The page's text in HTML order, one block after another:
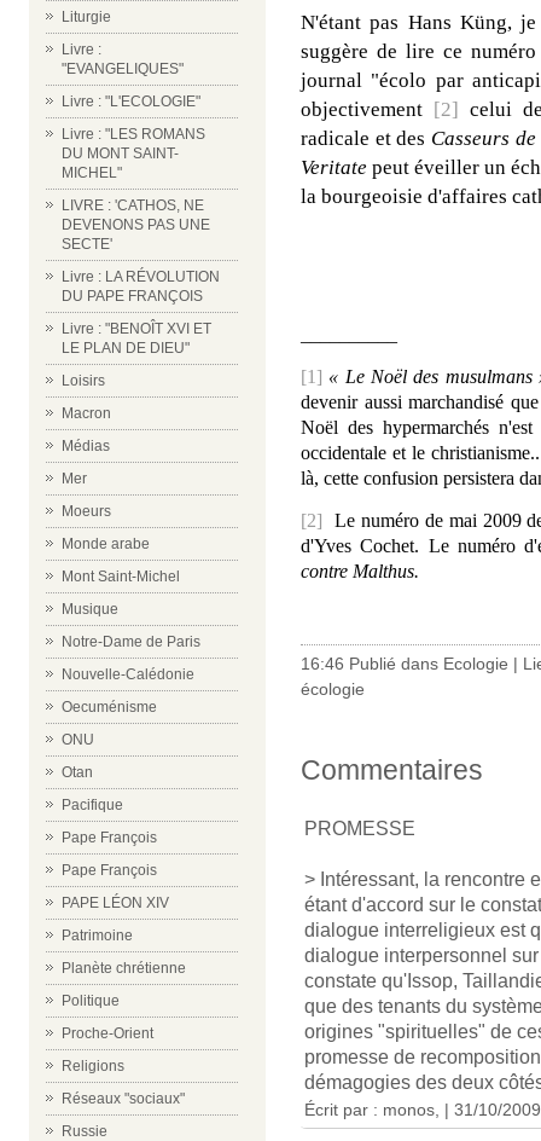
Liturgie
Livre :
"EVANGELIQUES"
Livre : "L'ECOLOGIE"
Livre : "LES ROMANS
DU MONT SAINT-
MICHEL"
LIVRE : 'CATHOS, NE
DEVENONS PAS UNE
SECTE'
Livre : LA RÉVOLUTION
DU PAPE FRANÇOIS
Livre : "BENOÎT XVI ET
LE PLAN DE DIEU"
Loisirs
Macron
Médias
Mer
Moeurs
Monde arabe
Mont Saint-Michel
Musique
Notre-Dame de Paris
Nouvelle-Calédonie
Oecuménisme
ONU
Otan
Pacifique
Pape François
Pape François
PAPE LÉON XIV
Patrimoine
Planète chrétienne
Politique
Proche-Orient
Religions
Réseaux "sociaux"
Russie
N'étant pas Hans Küng,
suggère de lire ce
journal "écolo par
objectivement [2] celui
radicale et des Casseurs
Veritate peut éveiller un
la bourgeoisie d'affaires
[1] « Le Noël des musulmans
devenir aussi marchandisé
Noël des hypermarchés
occidentale et le
là, cette confusion persistera
[2]
Le numéro de mai 2009
d'Yves Cochet. Le numéro
contre Malthus.
16:46 Publié dans Ecologie |
écologie
Commentaires
PROMESSE
> Intéressant, la rencontre
étant d'accord sur le
dialogue interreligieux est
dialogue interpersonnel
constate qu'Issop,
que des tenants du
origines "spirituelles" de
promesse de
démagogies des deux
Écrit par : monos, | 31/10/2009